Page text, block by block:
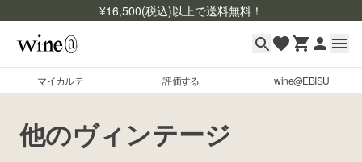
¥16,500(税込)以上で送料無料！
マイカルテ 評価する wine@EBISU
マイカルテ
評価する
他のヴィンテージ